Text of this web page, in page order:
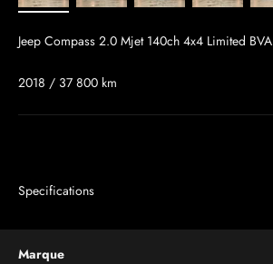
Jeep Compass 2.0 Mjet 140ch 4x4 Limited BVA
2018 / 37 800 km
Specifications
Marque